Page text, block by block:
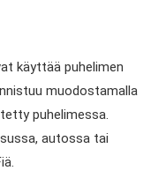
käyttää puhelimen
muodostamalla
puhelimessa.
autossa tai